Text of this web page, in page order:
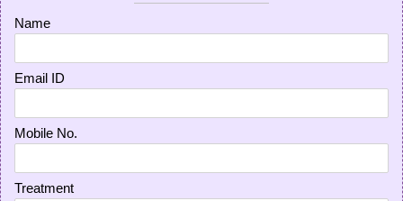
Name
Email ID
Mobile No.
Treatment